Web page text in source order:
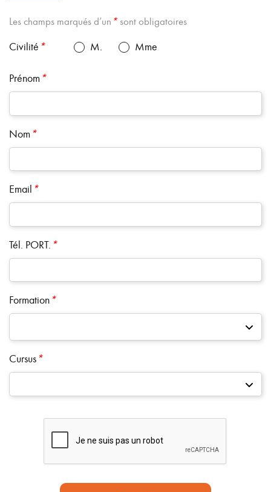
Les champs marqués d’un *sont obligatoires
Civilité * M. Mme
Prénom *
Nom *
Email *
Tél. PORT. *
Formation *
Cursus *